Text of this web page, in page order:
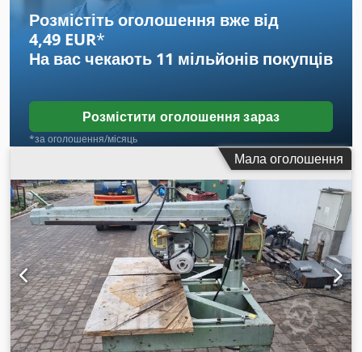
ДЛЯ РІЗАЛЬНОГО ДИСКА Chodpfxjr A Anqo Af Dja
Розмістіть оголошення вже від
4,49 EUR*
На вас чекають 11 мільйонів покупців
Розмістити оголошення зараз
*за оголошення/місяць
Мала оголошення